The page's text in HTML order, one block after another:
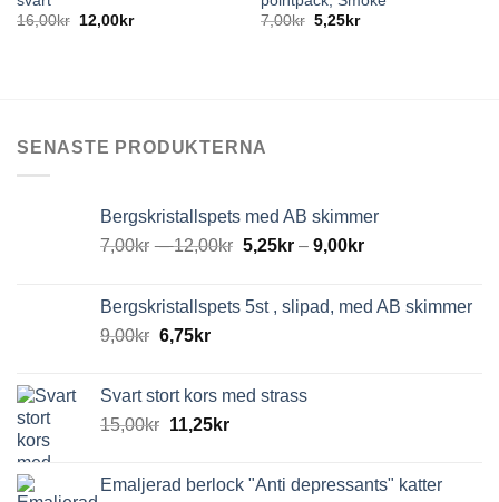
16,00kr 12,00kr
7,00kr 5,25kr
SENASTE PRODUKTERNA
Bergskristallspets med AB skimmer
7,00kr –12,00kr 5,25kr– 9,00kr
Bergskristallspets 5st , slipad, med AB skimmer
9,00kr 6,75kr
Svart stort kors med strass
15,00kr 11,25kr
Emaljerad berlock "Anti depressants" katter